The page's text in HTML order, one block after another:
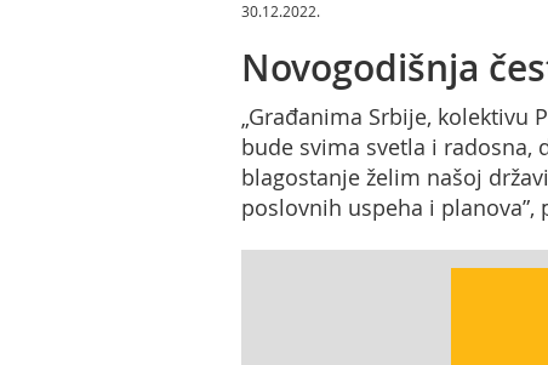
30.12.2022.
Novogodišnja
„Građanima Srbije, kolektivu
bude svima svetla i radosna,
blagostanje želim našoj
poslovnih uspeha i planova”,